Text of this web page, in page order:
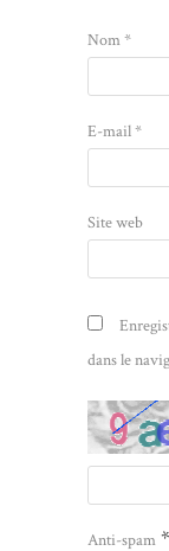
Nom*
E-mail*
Site web
dans le
Anti-spam *